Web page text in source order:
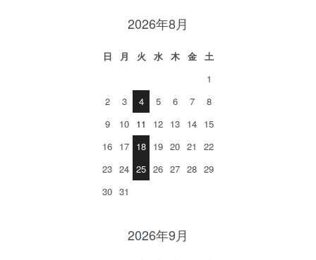
2026年8月
日 月 火 水 木 金
土
1
2
3 4 5 6 7
8
9
10 11 12 13 14 15
16 17 18 19 20 21
22
23 24 25 26 27 28 29
30 31
2026年9月